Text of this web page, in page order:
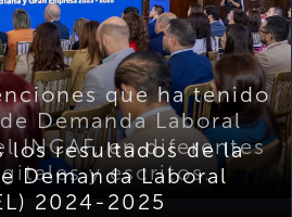
que ha tenido
Demanda Laboral
INCAF, en diferentes
y escritos.
los resultados de la
Demanda Laboral
2024-2025